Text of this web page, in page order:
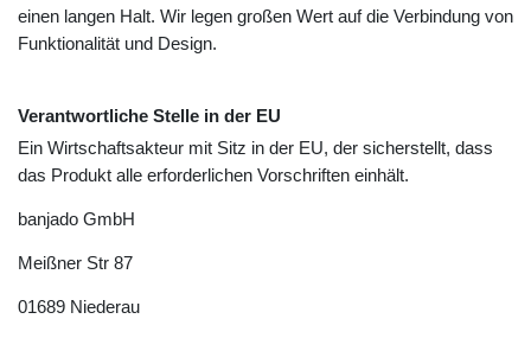
einen langen Halt. Wir legen großen Wert auf die Verbindung von
Funktionalität und Design.
Verantwortliche Stelle in der EU
Ein Wirtschaftsakteur mit Sitz in der EU, der sicherstellt, dass
das Produkt alle erforderlichen Vorschriften einhält.
banjado GmbH
Meißner Str 87
01689 Niederau